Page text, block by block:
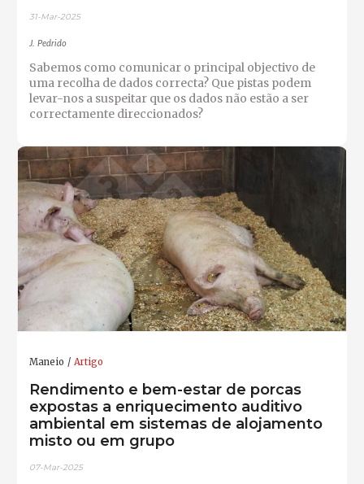
31-Mar-2025
J. Pedrido
Sabemos como comunicar o principal objectivo de
uma recolha de dados correcta? Que pistas podem
levar-nos a suspeitar que os dados não estão a ser
correctamente direccionados?
Maneio Artigo
Rendimento e bem-estar de porcas
expostas a enriquecimento auditivo
ambiental em sistemas de alojamento
misto ou em grupo
07-Mar-2025